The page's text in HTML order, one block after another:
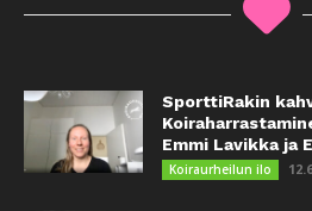
SporttiRakin
Emmi Lavikka ja
Koiraurheilun ilo